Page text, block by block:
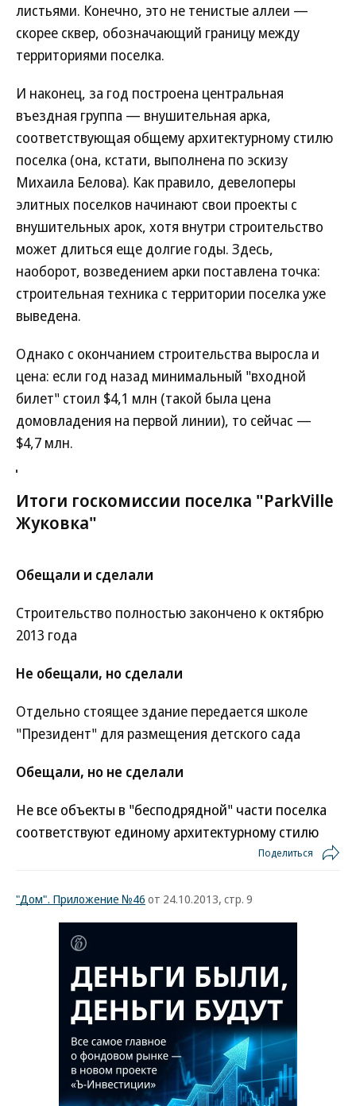
листьями. Конечно, это не тенистые аллеи —
скорее сквер, обозначающий границу между
территориями поселка.
И наконец, за год построена центральная
въездная группа — внушительная арка,
соответствующая общему архитектурному стилю
поселка (она, кстати, выполнена по эскизу
Михаила Белова). Как правило, девелоперы
элитных поселков начинают свои проекты с
внушительных арок, хотя внутри строительство
может длиться еще долгие годы. Здесь,
наоборот, возведением арки поставлена точка:
строительная техника с территории поселка уже
выведена.
Однако с окончанием строительства выросла и
цена: если год назад минимальный "входной
билет" стоил $4,1 млн (такой была цена
домовладения на первой линии), то сейчас —
$4,7 млн.
Итоги госкомиссии поселка "ParkVille
Жуковка"
Обещали и сделали
Строительство полностью закончено к октябрю
2013 года
Не обещали, но сделали
Отдельно стоящее здание передается школе
"Президент" для размещения детского сада
Обещали, но не сделали
Не все объекты в "бесподрядной" части поселка
соответствуют единому архитектурному стилю
Поделиться
"Дом". Приложение №46 от 24.10.2013, стр. 9